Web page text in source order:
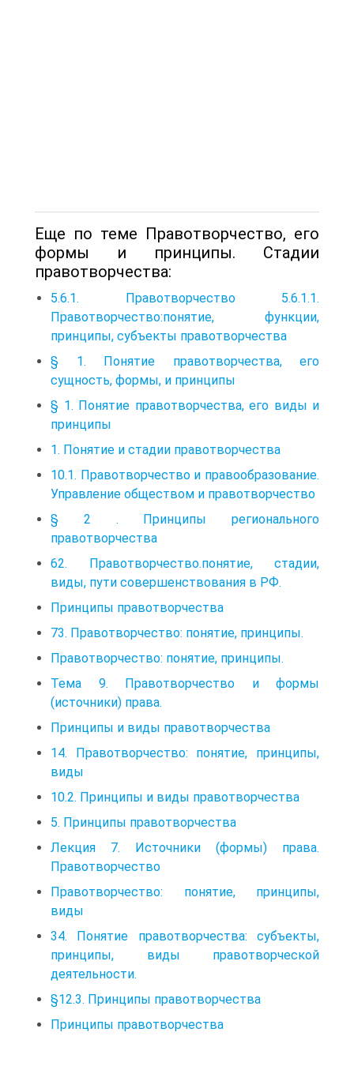
Еще по теме Правотворчество, его
формы и принципы. Стадии
правотворчества:
5.6.1. Правотворчество 5.6.1.1.
Правотворчество:понятие, функции,
принципы, субъекты правотворчества
§ 1. Понятие правотворчества, его
сущность, формы, и принципы
§ 1. Понятие правотворчества, его виды и
принципы
1. Понятие и стадии правотворчества
10.1. Правотворчество и правообразование.
Управление обществом и правотворчество
§ 2 . Принципы регионального
правотворчества
62. Правотворчество.понятие, стадии,
виды, пути совершенствования в РФ.
Принципы правотворчества
73. Правотворчество: понятие, принципы.
Правотворчество: понятие, принципы.
Тема 9. Правотворчество и формы
(источники) права.
Принципы и виды правотворчества
14. Правотворчество: понятие, принципы,
виды
10.2. Принципы и виды правотворчества
5. Принципы правотворчества
Лекция 7. Источники (формы) права.
Правотворчество
Правотворчество: понятие, принципы,
виды
34. Понятие правотворчества: субъекты,
принципы, виды правотворческой
деятельности.
§12.3. Принципы правотворчества
Принципы правотворчества